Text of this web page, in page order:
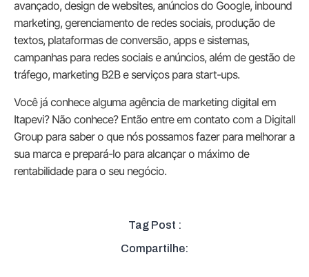
avançado, design de websites, anúncios do Google, inbound
marketing, gerenciamento de redes sociais, produção de
textos, plataformas de conversão, apps e sistemas,
campanhas para redes sociais e anúncios, além de gestão de
tráfego, marketing B2B e serviços para start-ups.
Você já conhece alguma agência de marketing digital em
Itapevi? Não conhece? Então entre em contato com a Digitall
Group para saber o que nós possamos fazer para melhorar a
sua marca e prepará-lo para alcançar o máximo de
rentabilidade para o seu negócio.
Tag Post :
Compartilhe: